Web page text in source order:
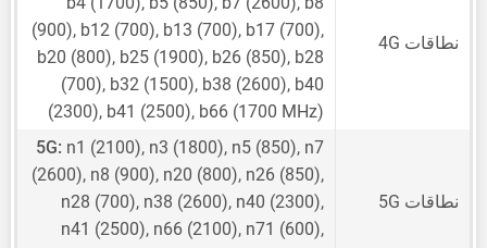
نطاقات 4G
(900), b12 (700), b13 (700), b17 (700),
b20 (800), b25 (1900), b26 (850), b28
(700), b32 (1500), b38 (2600), b40
(2300), b41 (2500), b66 (1700 MHz)
نطاقات 5G
5G: n1 (2100), n3 (1800), n5 (850), n7
(2600), n8 (900), n20 (800), n26 (850),
n28 (700), n38 (2600), n40 (2300),
n41 (2500), n66 (2100), n71 (600),